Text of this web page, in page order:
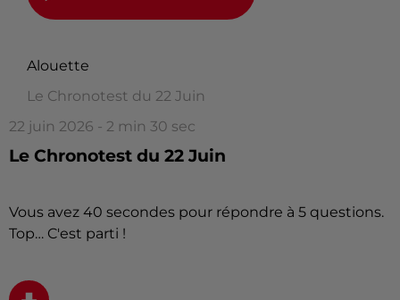
Alouette
Le Chronotest du 22 Juin
22 juin 2026 - 2 min 30 sec
Le Chronotest du 22 Juin
Vous avez 40 secondes pour répondre à 5 questions.
Top… C'est parti !